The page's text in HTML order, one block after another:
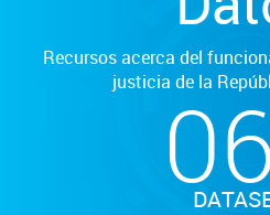
Recursos acerca del
justicia de la